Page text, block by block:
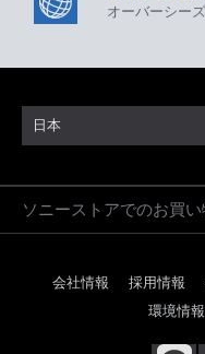
オーバーシー
日本
ソニーストアでのお買
会社情報 採用情報
環境情報